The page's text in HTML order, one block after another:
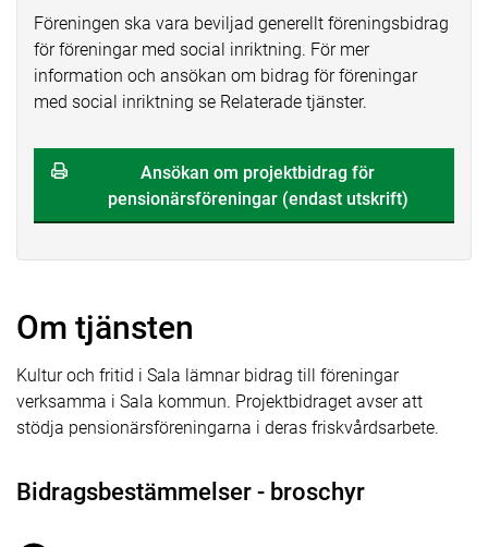
Föreningen ska vara beviljad generellt föreningsbidrag
för föreningar med social inriktning. För mer
information och ansökan om bidrag för föreningar
med social inriktning se Relaterade tjänster.
Ansökan om projektbidrag för
pensionärsföreningar (endast utskrift)
Om tjänsten
Kultur och fritid i Sala lämnar bidrag till föreningar
verksamma i Sala kommun. Projektbidraget avser att
stödja pensionärsföreningarna i deras friskvårdsarbete.
Bidragsbestämmelser - broschyr